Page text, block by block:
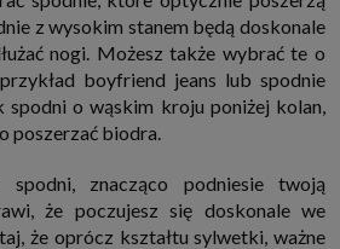
z wysokim stanem będą doskonale
nogi. Możesz także wybrać te o
boyfriend jeans lub spodnie
spodni o wąskim kroju poniżej kolan,
poszerzać biodra.
spodni, znacząco podniesie twoją
że poczujesz się doskonale we
że oprócz kształtu sylwetki, ważne